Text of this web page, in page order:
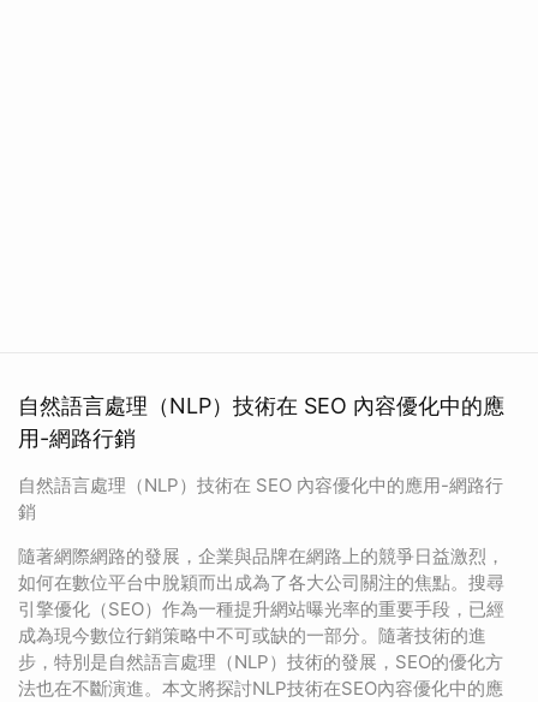
自然語言處理（NLP）技術在 SEO 內容優化中的應
用-網路行銷
自然語言處理（NLP）技術在 SEO 內容優化中的應用-網路行
銷
隨著網際網路的發展，企業與品牌在網路上的競爭日益激烈，
如何在數位平台中脫穎而出成為了各大公司關注的焦點。搜尋
引擎優化（SEO）作為一種提升網站曝光率的重要手段，已經
成為現今數位行銷策略中不可或缺的一部分。隨著技術的進
步，特別是自然語言處理（NLP）技術的發展，SEO的優化方
法也在不斷演進。本文將探討NLP技術在SEO內容優化中的應